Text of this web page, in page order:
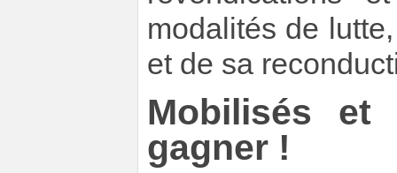
modalités de
et de sa
Mobilisés et
gagner !